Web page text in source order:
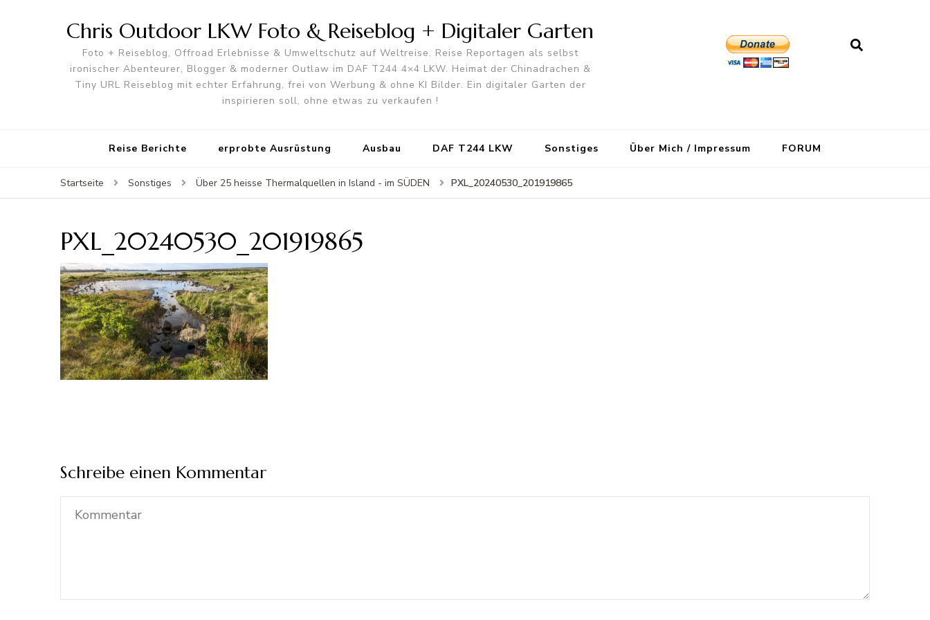
Chris Outdoor LKW Foto & Reiseblog + Digitaler Garten
Foto + Reiseblog, Offroad Erlebnisse & Umweltschutz auf Weltreise. Reise Reportagen als selbst
ironischer Abenteurer, Blogger & moderner Outlaw im DAF T244 4×4 LKW. Heimat der Chinadrachen &
Tiny URL Reiseblog mit echter Erfahrung, frei von Werbung & ohne KI Bilder. Ein digitaler Garten der
inspirieren soll, ohne etwas zu verkaufen !
Reise Berichte erprobte Ausrüstung Ausbau DAF T244 LKW Sonstiges Über Mich / Impressum FORUM
Startseite Sonstiges Über 25 heisse Thermalquellen in Island - im SÜDEN PXL_20240530_201919865
PXL_20240530_201919865
Schreibe einen Kommentar